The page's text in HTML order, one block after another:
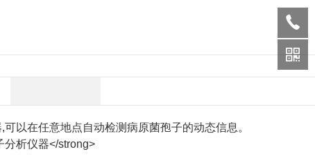
以在任意地点自动检测病原菌孢子的动态信息。